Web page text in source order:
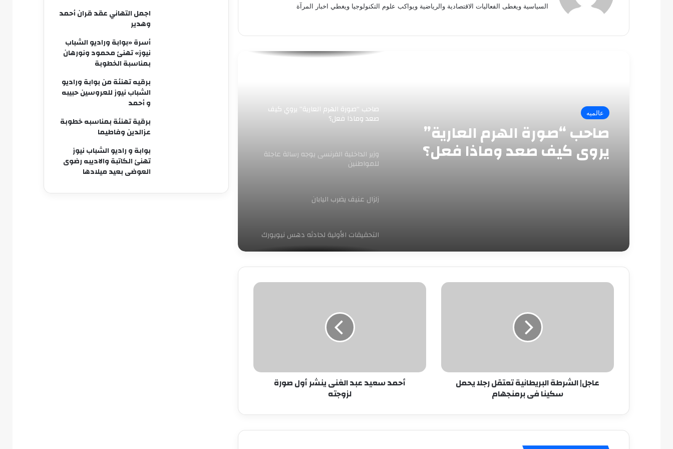
السياسية ويغطى الفعاليات الاقتصادية والرياضية ويواكب علوم التكنولوجيا ويغطي اخبار المرآة
عالميه
صاحب “صورة الهرم العارية”
يروي كيف صعد وماذا فعل؟
صاحب “صورة الهرم العارية” يروي كيف
صعد وماذا فعل؟
وزير الداخلية الفرنسى يوجه رسالة عاجلة
للمواطنين
زلزال عنيف يضرب اليابان
التحقيقات الأولية لحادثه دهس نيويورك
بعد «رخصة القيادة».. المرأة السعودية
محرومة من 7 أشياء أخرى
أول فيديو للحظة القبض على المشتبه به
فى تفجير مترو لندن
عاجل| الاحتلال يقتحم باحات المسجد
عاجل|
برمنجهام
عاجل| الشرطة البريطانية تعتقل رجلا يحمل
سكينا فى برمنجهام
أحمد
أحمد سعيد عبد الغنى ينشر أول صورة
لزوجته
اجمل التهاني عقد قران أحمد
وهدير
أسرة «بوابة وراديو الشباب
نيوز» تهنئ محمود ونورهان
بمناسبة الخطوبة
برقيه تهنئة من بوابة وراديو
الشباب نيوز للعروسين حبيبه
و أحمد
برقية تهنئة بمناسبه خطوبة
عزالدين وفاطيما
بوابة و راديو الشباب نيوز
تهنئ الكاتبة والاديبه رضوى
العوضى بعيد ميلادها